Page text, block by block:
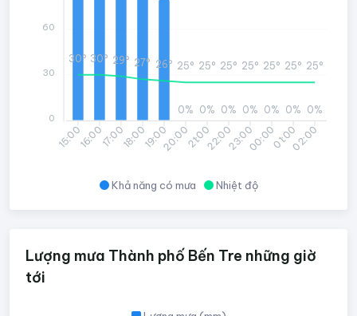
Khả năng có mưa Nhiệt độ
15:0016:0017:0018:0019:0020:0021:0022:0023:0000:0001:0002:00
0% 0% 0% 0% 0% 0% 0%
30° 30° 29° 27° 26° 25° 25° 25° 25° 25° 25° 25°
60
30
0
Lượng mưa Thành phố Bến Tre những giờ
tới